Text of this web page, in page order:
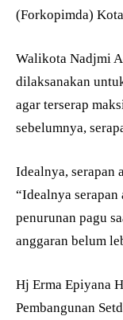
(Forkopimda)
Walikota Nadjmi
dilaksanakan
agar terserap
sebelumnya,
Idealnya, serapan
“Idealnya serapan
penurunan pagu
anggaran belum
Hj Erma Epiyana
Pembangunan